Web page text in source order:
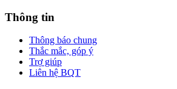
Thông tin
Thông báo chung
Thắc mắc, góp ý
Trợ giúp
Liên hệ BQT